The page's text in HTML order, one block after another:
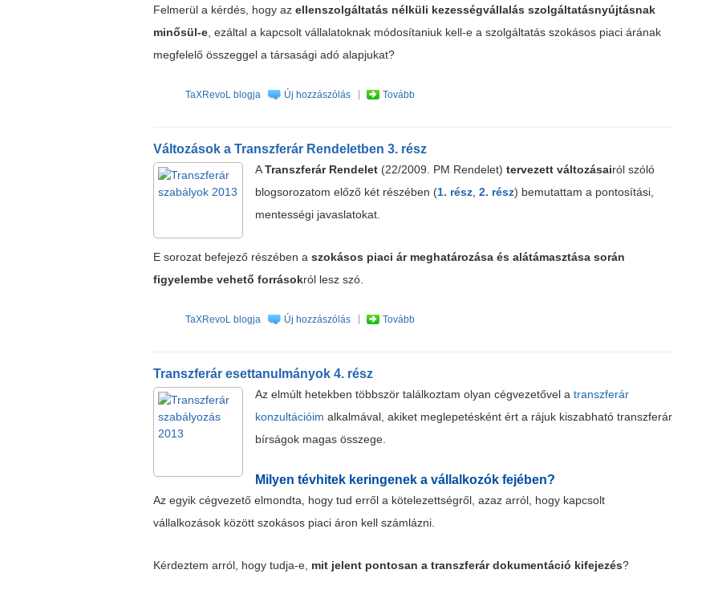
Felmerül a kérdés, hogy az ellenszolgáltatás nélküli kezességvállalás szolgáltatásnyújtásnak
minősül-e , ezáltal a kapcsolt vállalatoknak módosítaniuk kell-e a szolgáltatás szokásos piaci árának
megfelelő összeggel a társasági adó alapjukat?
TaXRevoL blogja Új hozzászólás Tovább
Változások a Transzferár Rendeletben 3. rész
ATranszferár Rendelet (22/2009. PM Rendelet) tervezett változásairól szóló
blogsorozatom előző két részében (1. rész 2. rész) bemutattam a pontosítási,
mentességi javaslatokat.
E sorozat befejező részében a szokásos piaci ár meghatározása és alátámasztása során
figyelembe vehető forrásokról lesz szó.
TaXRevoL blogja Új hozzászólás Tovább
Transzferár esettanulmányok 4. rész
Az elmúlt hetekben többször találkoztam olyan cégvezetővel a transzferár
konzultációim alkalmával, akiket meglepetésként ért a rájuk kiszabható transzferár
bírságok magas összege.
Milyen tévhitek keringenek a vállalkozók fejében?
Az egyik cégvezető elmondta, hogy tud erről a kötelezettségről, azaz arról, hogy kapcsolt
vállalkozások között szokásos piaci áron kell számlázni.
Kérdeztem arról, hogy tudja-e, mit jelent pontosan a transzferár dokumentáció kifejezés?